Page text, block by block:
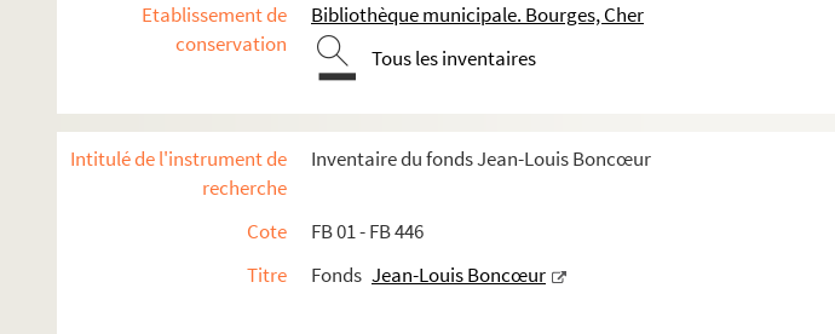
Etablissement de
conservation
Bibliothèque municipale. Bourges, Cher
Tous les inventaires
Intitulé de l'instrument de
recherche
Inventaire du fonds Jean-Louis Boncœur
Cote
FB 01 - FB 446
Titre
Fonds Jean-Louis Boncœur
Œuvres littéraires
Projets audiovisuels
Activités culturelles
Représentations théâtrales - Groupe Comœdia – Joyeux Escholiers - Archives de compagnies
Manifestations festives et culturelles
Associations, fondations et comités